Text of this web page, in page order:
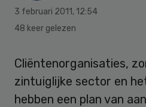
3 februari 2011, 12:54
48 keer gelezen
Cliëntenorganisaties,
zintuiglijke sector en
hebben een plan van